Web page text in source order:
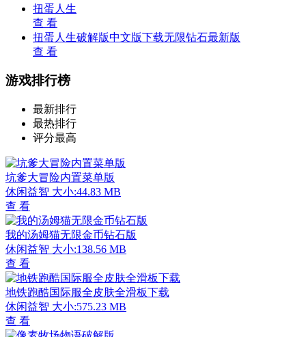
扭蛋人生
查 看
扭蛋人生破解版中文版下载无限钻石最新版
查 看
游戏排行榜
最新排行
最热排行
评分最高
坑爹大冒险内置菜单版
休闲益智 大小:44.83 MB
查 看
我的汤姆猫无限金币钻石版
休闲益智 大小:138.56 MB
查 看
地铁跑酷国际服全皮肤全滑板下载
休闲益智 大小:575.23 MB
查 看